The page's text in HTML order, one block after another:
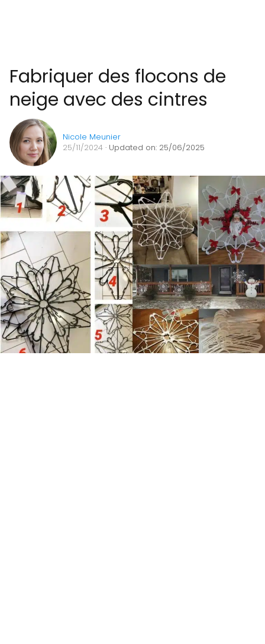
Fabriquer des flocons de
neige avec des cintres
Nicole Meunier
25/11/2024 · Updated on: 25/06/2025